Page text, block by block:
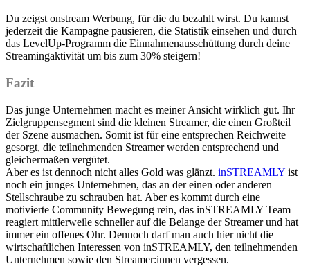
Du zeigst onstream Werbung, für die du bezahlt wirst. Du kannst
jederzeit die Kampagne pausieren, die Statistik einsehen und durch
das LevelUp-Programm die Einnahmenausschüttung durch deine
Streamingaktivität um bis zum 30% steigern!
Fazit
Das junge Unternehmen macht es meiner Ansicht wirklich gut. Ihr
Zielgruppensegment sind die kleinen Streamer, die einen Großteil
der Szene ausmachen. Somit ist für eine entsprechen Reichweite
gesorgt, die teilnehmenden Streamer werden entsprechend und
gleichermaßen vergütet.
Aber es ist dennoch nicht alles Gold was glänzt. inSTREAMLY ist
noch ein junges Unternehmen, das an der einen oder anderen
Stellschraube zu schrauben hat. Aber es kommt durch eine
motivierte Community Bewegung rein, das inSTREAMLY Team
reagiert mittlerweile schneller auf die Belange der Streamer und hat
immer ein offenes Ohr. Dennoch darf man auch hier nicht die
wirtschaftlichen Interessen von inSTREAMLY, den teilnehmenden
Unternehmen sowie den Streamer:innen vergessen.